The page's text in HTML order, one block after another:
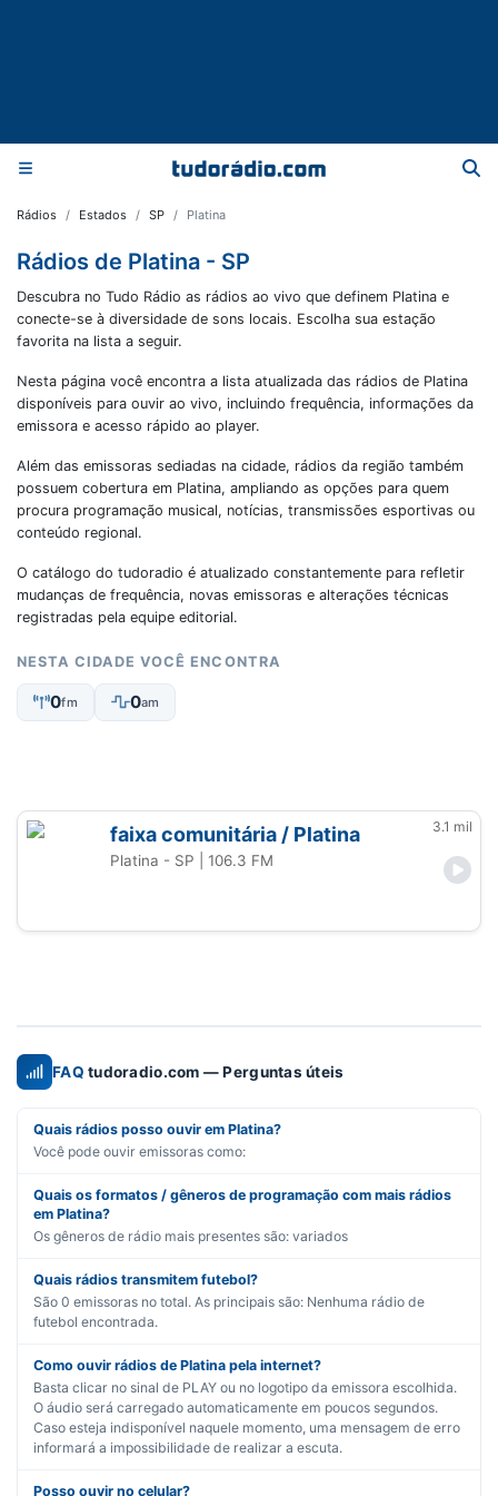
Rádios Estados SP Platina
Rádios de Platina - SP
Descubra no Tudo Rádio as rádios ao vivo que definem Platina e
conecte-se à diversidade de sons locais. Escolha sua estação
favorita na lista a seguir.
Nesta página você encontra a lista atualizada das rádios de Platina
disponíveis para ouvir ao vivo, incluindo frequência, informações da
emissora e acesso rápido ao player.
Além das emissoras sediadas na cidade, rádios da região também
possuem cobertura em Platina, ampliando as opções para quem
procura programação musical, notícias, transmissões esportivas ou
conteúdo regional.
O catálogo do tudoradio é atualizado constantemente para refletir
mudanças de frequência, novas emissoras e alterações técnicas
registradas pela equipe editorial.
NESTA CIDADE VOCÊ ENCONTRA
0fm 0am
faixa comunitária / Platina 3.1 mil
Platina - SP | 106.3 FM
FAQ tudoradio.com — Perguntas úteis
Quais rádios posso ouvir em Platina?
Você pode ouvir emissoras como:
Quais os formatos / gêneros de programação com mais rádios
em Platina?
Os gêneros de rádio mais presentes são: variados
Quais rádios transmitem futebol?
São 0 emissoras no total. As principais são: Nenhuma rádio de
futebol encontrada.
Como ouvir rádios de Platina pela internet?
Basta clicar no sinal de PLAY ou no logotipo da emissora escolhida.
O áudio será carregado automaticamente em poucos segundos.
Caso esteja indisponível naquele momento, uma mensagem de erro
informará a impossibilidade de realizar a escuta.
Posso ouvir no celular?